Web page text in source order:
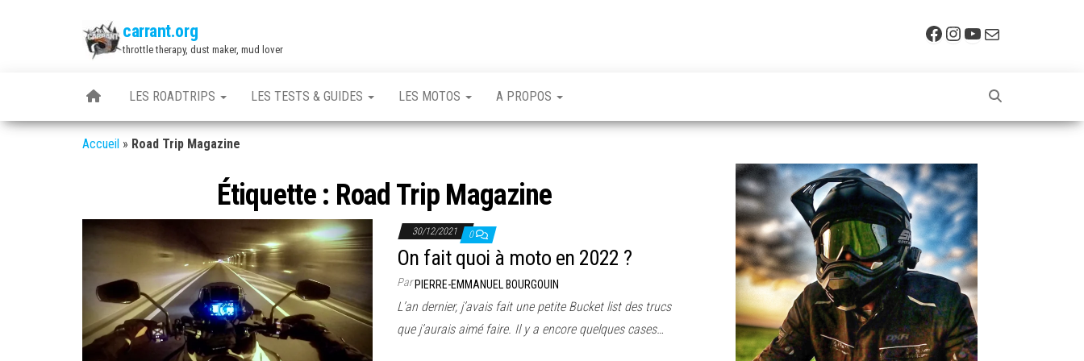
carrant.org
throttle therapy, dust maker, mud lover
Facebook
Instagram
YouTube
E-mail
LES ROADTRIPS LES TESTS & GUIDES LES MOTOS A PROPOS
Accueil » Road Trip Magazine
Étiquette : Road Trip Magazine
30/12/2021 0
On fait quoi à moto en 2022 ?
ParPIERRE-EMMANUEL BOURGOUIN
L’an dernier, j’avais fait une petite Bucket list des trucs
que j’aurais aimé faire. Il y a encore quelques cases…